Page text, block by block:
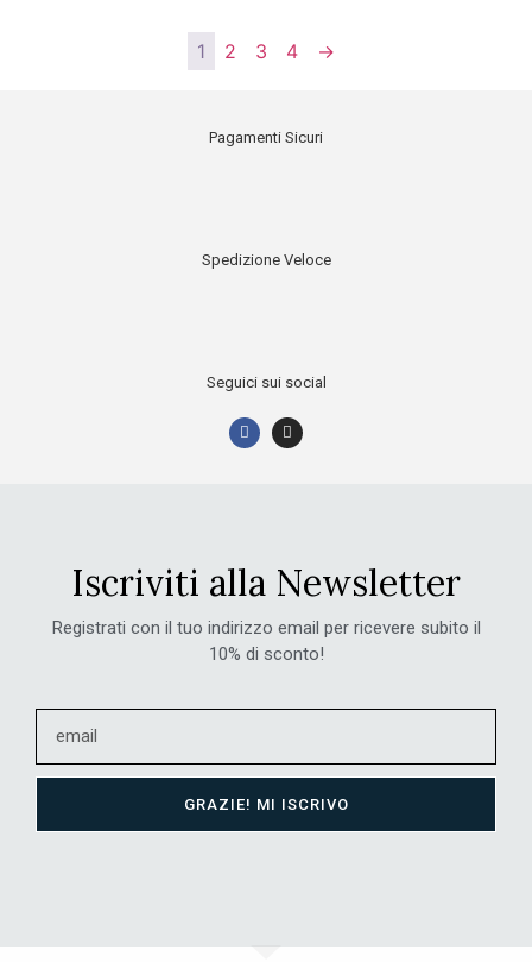
1 2 3 4 →
Pagamenti Sicuri
Spedizione Veloce
Seguici sui social
Iscriviti alla Newsletter
Registrati con il tuo indirizzo email per ricevere subito il
10% di sconto!
GRAZIE! MI ISCRIVO